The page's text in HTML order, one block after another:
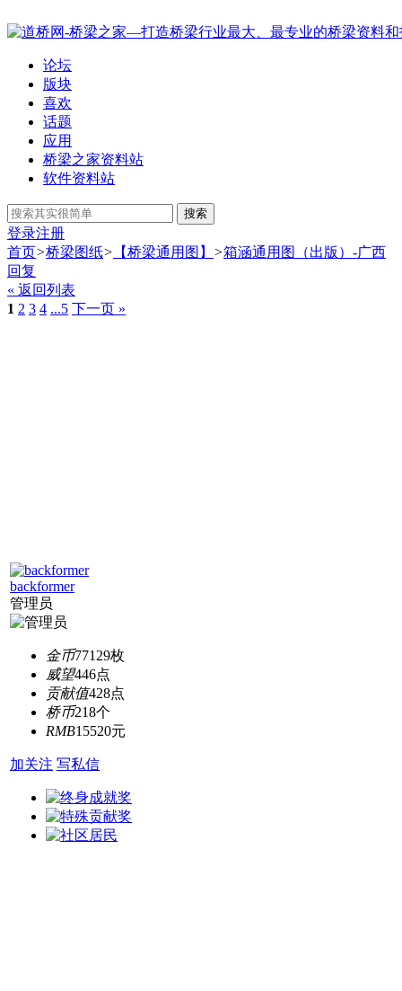
论坛
版块
喜欢
话题
应用
桥梁之家资料站
软件资料站
搜索
登录注册
首页>桥梁图纸> 【桥梁通用图】 >箱涵通用图（出版）-广西
回复
« 返回列表
1 2 3 4 ...5 下一页 »
backformer
管理员
金币77129枚
威望446点
贡献值428点
桥币218个
RMB15520元
加关注 写私信